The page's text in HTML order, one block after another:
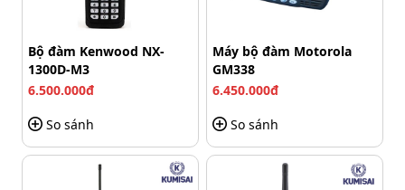
Bộ đàm Kenwood NX-
1300D-M3
6.500.000đ
So sánh
Máy bộ đàm Motorola
GM338
6.450.000đ
So sánh